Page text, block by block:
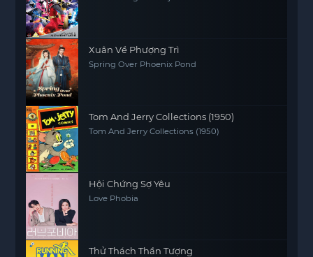
Xuân Về Phượng Trì
Spring Over Phoenix Pond
Tom And Jerry Collections (1950)
Tom And Jerry Collections (1950)
Hội Chứng Sợ Yêu
Love Phobia
Thử Thách Thần Tượng